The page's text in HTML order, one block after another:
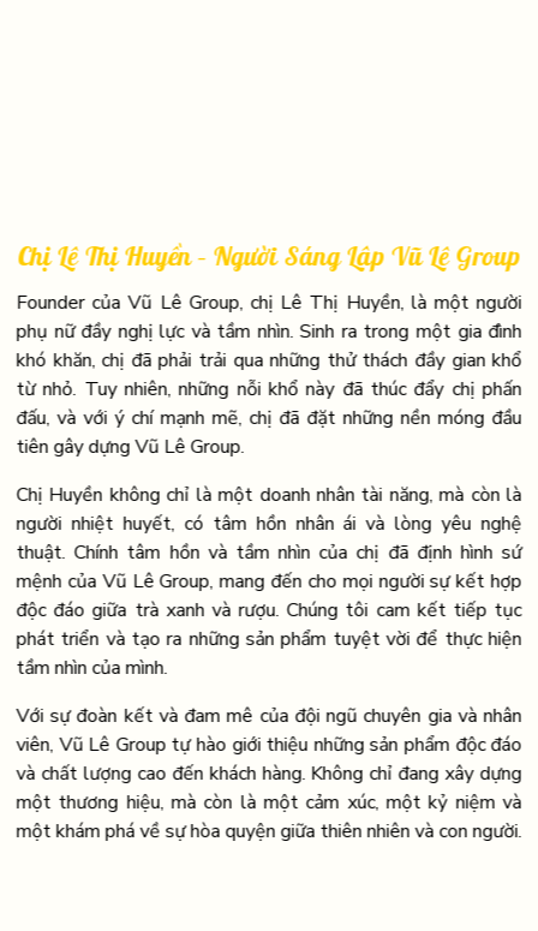
Chị Lê Thị Huyền – Người Sáng Lập Vũ Lê Group
Founder của Vũ Lê Group, chị Lê Thị Huyền, là một người
phụ nữ đầy nghị lực và tầm nhìn. Sinh ra trong một gia đình
khó khăn, chị đã phải trải qua những thử thách đầy gian khổ
từ nhỏ. Tuy nhiên, những nỗi khổ này đã thúc đẩy chị phấn
đấu, và với ý chí mạnh mẽ, chị đã đặt những nền móng đầu
tiên gây dựng Vũ Lê Group.
Chị Huyền không chỉ là một doanh nhân tài năng, mà còn là
người nhiệt huyết, có tâm hồn nhân ái và lòng yêu nghệ
thuật. Chính tâm hồn và tầm nhìn của chị đã định hình sứ
mệnh của Vũ Lê Group, mang đến cho mọi người sự kết hợp
độc đáo giữa trà xanh và rượu. Chúng tôi cam kết tiếp tục
phát triển và tạo ra những sản phẩm tuyệt vời để thực hiện
tầm nhìn của mình.
Với sự đoàn kết và đam mê của đội ngũ chuyên gia và nhân
viên, Vũ Lê Group tự hào giới thiệu những sản phẩm độc đáo
và chất lượng cao đến khách hàng. Không chỉ đang xây dựng
một thương hiệu, mà còn là một cảm xúc, một kỷ niệm và
một khám phá về sự hòa quyện giữa thiên nhiên và con người.